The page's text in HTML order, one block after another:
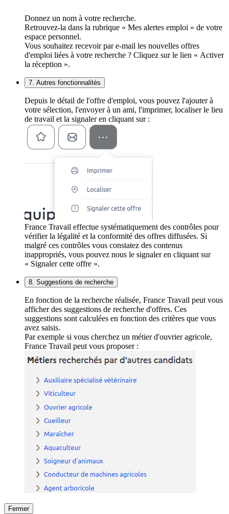
Donnez un nom à votre recherche.
Retrouvez-la dans la rubrique « Mes alertes emploi » de votre
espace personnel.
Vous souhaitez recevoir par e-mail les nouvelles offres
d'emploi liées à votre recherche ? Cliquez sur le lien « Activer
la réception ».
7. Autres fonctionnalités
Depuis le détail de l'offre d'emploi, vous pouvez l'ajouter à
votre sélection, l'envoyer à un ami, l'imprimer, localiser le lieu
de travail et la signaler en cliquant sur :
France Travail effectue systématiquement des contrôles pour
vérifier la légalité et la conformité des offres diffusées. Si
malgré ces contrôles vous constatez des contenus
inappropriés, vous pouvez nous le signaler en cliquant sur
« Signaler cette offre ».
8. Suggestions de recherche
En fonction de la recherche réalisée, France Travail peut vous
afficher des suggestions de recherche d'offres. Ces
suggestions sont calculées en fonction des critères que vous
avez saisis.
Par exemple si vous cherchez un métier d'ouvrier agricole,
France Travail peut vous proposer :
Fermer